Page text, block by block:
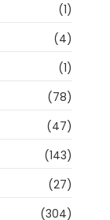
(1)
(4)
(1)
(78)
(47)
(143)
(27)
(304)